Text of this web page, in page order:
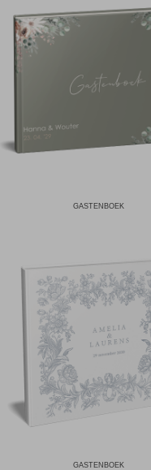
GASTENBOEK
GASTENBOEK